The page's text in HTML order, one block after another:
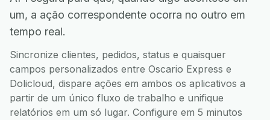
um, a ação correspondente ocorra no outro em
tempo real.
Sincronize clientes, pedidos, status e quaisquer
campos personalizados entre Oscario Express e
Dolicloud, dispare ações em ambos os aplicativos a
partir de um único fluxo de trabalho e unifique
relatórios em um só lugar. Configure em 5 minutos